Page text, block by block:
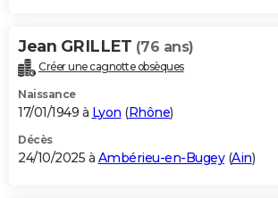
Jean GRILLET (76 ans)
Créer une cagnotte obsèques
Naissance
17/01/1949 à Lyon (Rhône)
Décès
24/10/2025 à Ambérieu-en-Bugey(Ain)